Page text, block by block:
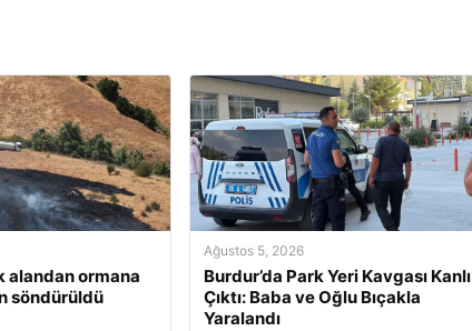
alandan ormana
söndürüldü
Ağustos 5, 2026
Burdur’da Park Yeri Kavgası Kanlı
Çıktı: Baba ve Oğlu Bıçakla
Yaralandı